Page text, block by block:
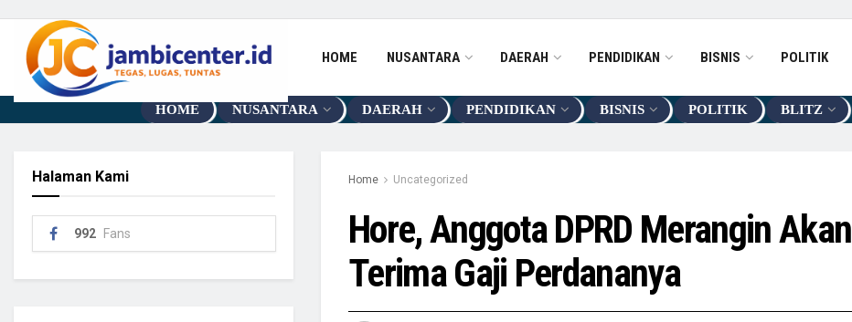
HOME NUSANTARA DAERAH PENDIDIKAN BISNIS POLITIK
HOME NUSANTARA DAERAH PENDIDIKAN BISNIS POLITIK BLITZ
Home Uncategorized
Hore, Anggota DPRD Merangin Akan
Terima Gaji Perdananya
Halaman Kami
992 Fans